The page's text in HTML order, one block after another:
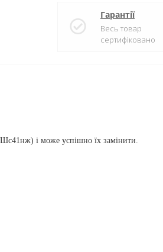
Гарантії
Весь товар
сертифіковано
і може успішно їх замінити.